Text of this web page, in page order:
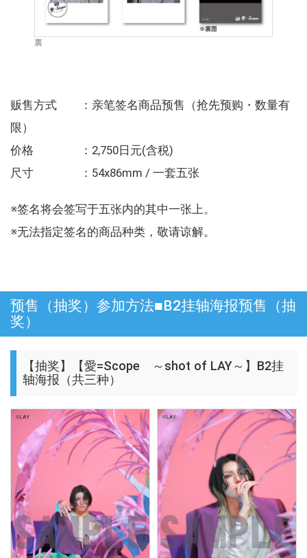
裏
贩售方式 ：亲笔签名商品预售（抢先预购・数量有
限）
价格 ：2,750日元(含税)
尺寸 ：54x86mm / 一套五张
※签名将会签写于五张内的其中一张上。
※无法指定签名的商品种类，敬请谅解。
预售（抽奖）参加方法■B2挂轴海报预售（抽
奖）
【抽奖】【愛=Scope ～shot of LAY～】B2挂
轴海报（共三种）